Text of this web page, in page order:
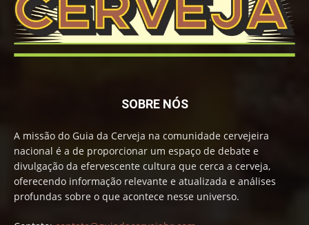
SOBRE NÓS
A missão do Guia da Cerveja na comunidade cervejeira
nacional é a de proporcionar um espaço de debate e
divulgação da efervescente cultura que cerca a cerveja,
oferecendo informação relevante e atualizada e análises
profundas sobre o que acontece nesse universo.